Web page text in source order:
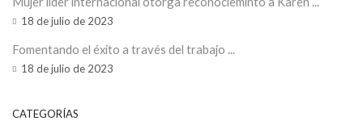
18 de julio de 2023
Fomentando el éxito a través del trabajo ...
18 de julio de 2023
CATEGORÍAS